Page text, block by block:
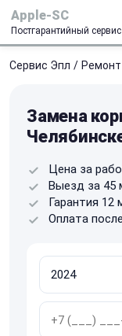
Apple-SC
Постгарантийный сервис
Сервис Эпл /
Замена
Цена за
Выезд за 45
Гарантия 12
Оплата